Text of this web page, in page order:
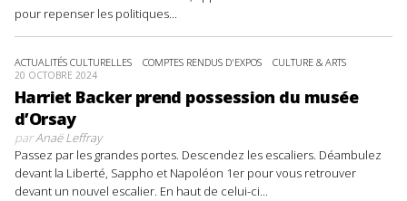
pour repenser les politiques...
ACTUALITÉS CULTURELLES COMPTES RENDUS D'EXPOS CULTURE & ARTS
20 OCTOBRE 2024
Harriet Backer prend possession du musée
d’Orsay
parAnaë Leffray
Passez par les grandes portes. Descendez les escaliers. Déambulez
devant la Liberté, Sappho et Napoléon 1er pour vous retrouver
devant un nouvel escalier. En haut de celui-ci...